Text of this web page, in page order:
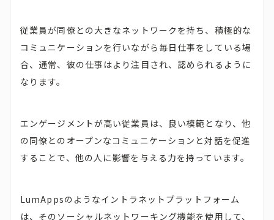
従業員が同僚との大きなネットワークを持ち、積極的な
コミュニケーションを行いながら毎日仕事をしている場
合、通常、彼の仕事はより注目され、認められるように
なります。
エンゲージメントが高い従業員は、良い模範となり、他
の同僚とのオープンなコミュニケーションと対話を促進
することで、他の人に影響を与える力を持っています。
LumAppsのようなイントラネットプラットフォーム
は、そのソーシャルネットワーキング機能を使用して、